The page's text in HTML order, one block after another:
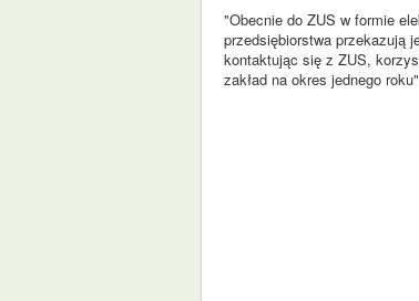
"Obecnie do ZUS w formie
przedsiębiorstwa przekazują
kontaktując się z ZUS,
zakład na okres jednego